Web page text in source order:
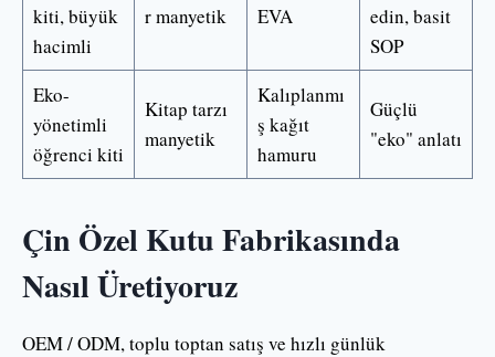
kiti, büyük
hacimli
r manyetik
EVA
edin, basit
SOP
Eko-
yönetimli
öğrenci kiti
Kitap tarzı
manyetik
Kalıplanmı
ş kağıt
hamuru
Güçlü
"eko" anlatı
Çin Özel Kutu Fabrikasında
Nasıl Üretiyoruz
OEM / ODM, toplu toptan satış ve hızlı günlük